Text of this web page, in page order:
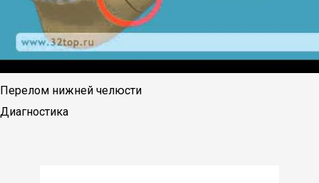
Перелом нижней челюсти
Диагностика